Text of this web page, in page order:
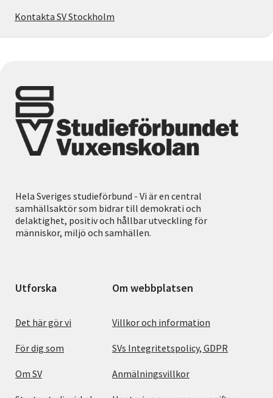
Kontakta SV Stockholm
Hela Sveriges studieförbund - Vi är en central
samhällsaktör som bidrar till demokrati och
delaktighet, positiv och hållbar utveckling för
människor, miljö och samhällen.
Utforska
Det här gör vi
För dig som
Om SV
Om webbplatsen
Villkor och information
SVs Integritetspolicy, GDPR
Anmälningsvillkor